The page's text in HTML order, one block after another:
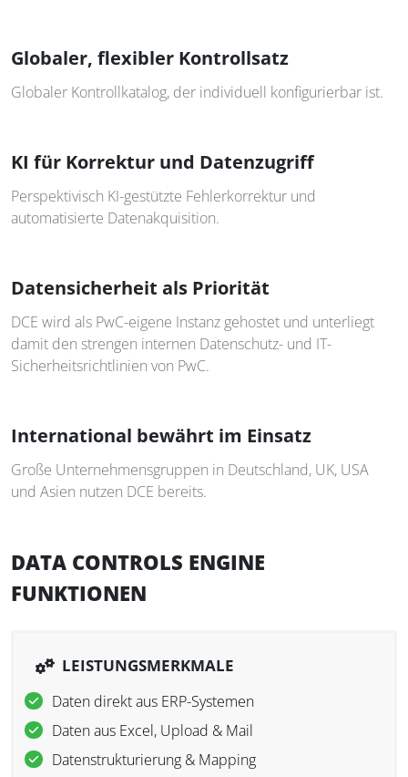
Globaler, flexibler Kontrollsatz
Globaler Kontrollkatalog, der individuell konfigurierbar ist.
KI für Korrektur und Datenzugriff
Perspektivisch KI-gestützte Fehlerkorrektur und
automatisierte Datenakquisition.
Datensicherheit als Priorität
DCE wird als PwC-eigene Instanz gehostet und unterliegt
damit den strengen internen Datenschutz- und IT-
Sicherheitsrichtlinien von PwC.
International bewährt im Einsatz
Große Unternehmensgruppen in Deutschland, UK, USA
und Asien nutzen DCE bereits.
DATA CONTROLS ENGINE
FUNKTIONEN
LEISTUNGSMERKMALE
Daten direkt aus ERP-Systemen
Daten aus Excel, Upload & Mail
Datenstrukturierung & Mapping